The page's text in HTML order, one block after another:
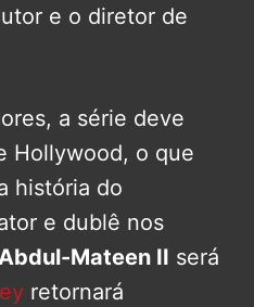
e o diretor de
a série deve
Hollywood, o que
história do
e dublê nos
Mateen II será
retornará